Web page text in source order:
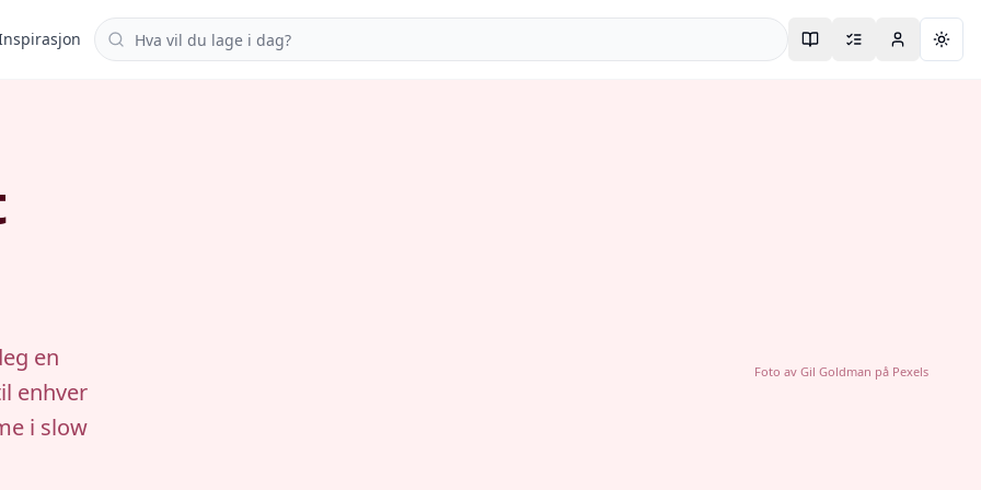
Søk i oppskrifter
en
enhver
i slow
Foto av Gil Goldman på Pexels